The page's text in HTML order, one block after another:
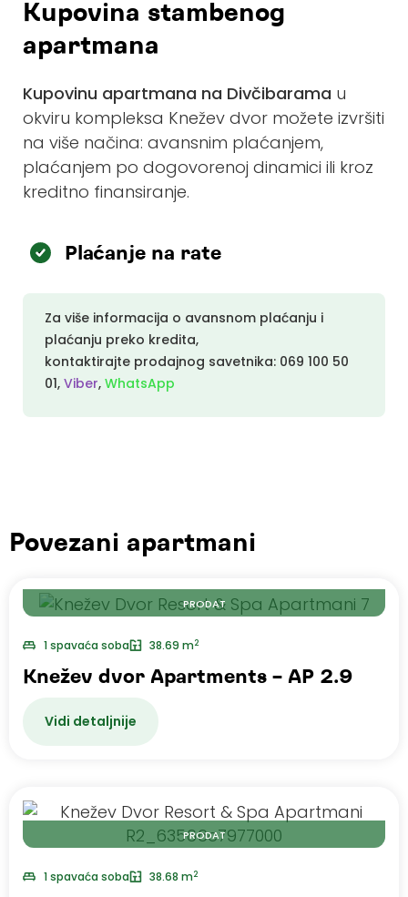
Kupovina stambenog
apartmana
Kupovinu apartmana na Divčibarama u
okviru kompleksa Knežev dvor možete izvršiti
na više načina: avansnim plaćanjem,
plaćanjem po dogovorenoj dinamici ili kroz
kreditno finansiranje.
Plaćanje na rate
Za više informacija o avansnom plaćanju i
plaćanju preko kredita,
kontaktirajte prodajnog savetnika: 069 100 50
01, Viber, WhatsApp
Povezani apartmani
PRODAT
1 spavaća soba 38.69 m2
Knežev dvor Apartments – AP 2.9
Vidi detaljnije
PRODAT
1 spavaća soba 38.68 m2